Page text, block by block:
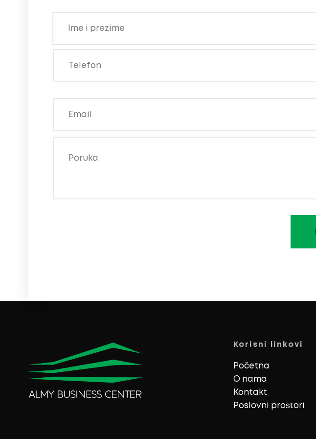
Korisni linkovi
Početna
O nama
Kontakt
Poslovni prostori